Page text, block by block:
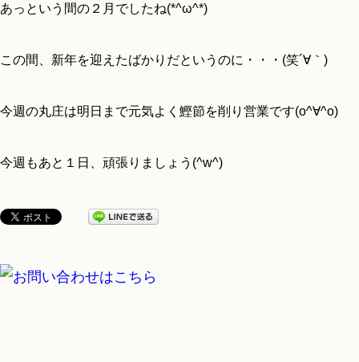
あっという間の２月でしたね(*^ω^*)
この間、新年を迎えたばかりだというのに・・・(笑´∀｀)
今週の丸庄は明日まで元気よく鰹節を削り営業です(o^∀^o)
今週もあと１日、頑張りましょう(^w^)